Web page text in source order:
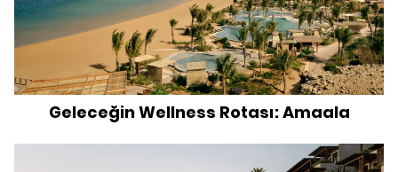
Geleceğin Wellness Rotası: Amaala